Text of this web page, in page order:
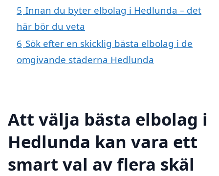
5 Innan du byter elbolag i Hedlunda – det
här bör du veta
6 Sök efter en skicklig bästa elbolag i de
omgivande städerna Hedlunda
Att välja bästa elbolag i
Hedlunda kan vara ett
smart val av flera skäl